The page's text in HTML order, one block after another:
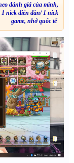
đánh giá của mình,
nick diễn đàn/ 1 nick
game, nhớ quốc tế